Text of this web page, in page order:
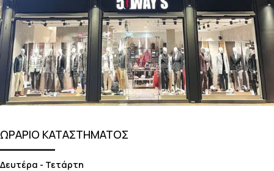
ΩΡΑΡΙΟ ΚΑΤΑΣΤΗΜΑΤΟΣ
Δευτέρα - Τετάρτη